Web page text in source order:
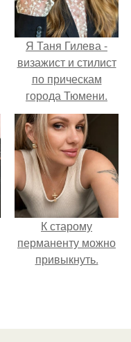
Я Таня Гилева -
визажист и стилист
по прическам
города Тюмени.
К старому
перманенту можно
привыкнуть.